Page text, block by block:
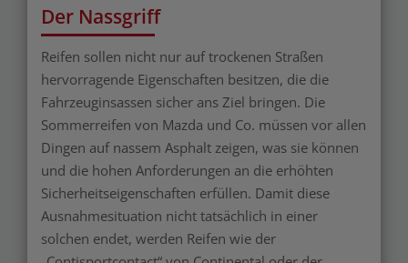
Der Nassgriff
Reifen sollen nicht nur auf trockenen Straßen
hervorragende Eigenschaften besitzen, die die
Fahrzeuginsassen sicher ans Ziel bringen. Die
Sommerreifen von Mazda und Co. müssen vor allen
Dingen auf nassem Asphalt zeigen, was sie können
und die hohen Anforderungen an die erhöhten
Sicherheitseigenschaften erfüllen. Damit diese
Ausnahmesituation nicht tatsächlich in einer
solchen endet, werden Reifen wie der